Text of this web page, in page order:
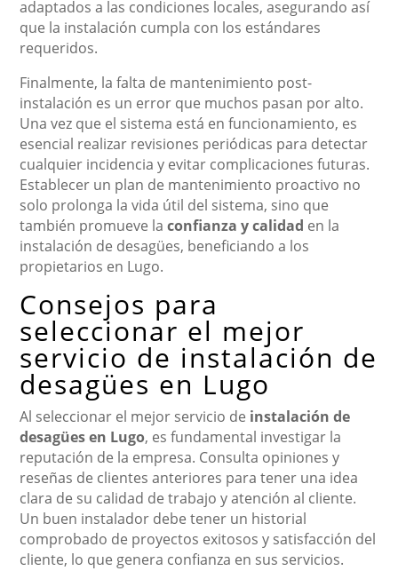
adaptados a las condiciones locales, asegurando así
que la instalación cumpla con los estándares
requeridos.
Finalmente, la falta de mantenimiento post-
instalación es un error que muchos pasan por alto.
Una vez que el sistema está en funcionamiento, es
esencial realizar revisiones periódicas para detectar
cualquier incidencia y evitar complicaciones futuras.
Establecer un plan de mantenimiento proactivo no
solo prolonga la vida útil del sistema, sino que
también promueve laconfianza y calidad en la
instalación de desagües, beneficiando a los
propietarios en Lugo.
Consejos para
seleccionar el mejor
servicio de instalación de
desagües en Lugo
Al seleccionar el mejor servicio de instalación de
desagües en Lugo, es fundamental investigar la
reputación de la empresa. Consulta opiniones y
reseñas de clientes anteriores para tener una idea
clara de su calidad de trabajo y atención al cliente.
Un buen instalador debe tener un historial
comprobado de proyectos exitosos y satisfacción del
cliente, lo que genera confianza en sus servicios.